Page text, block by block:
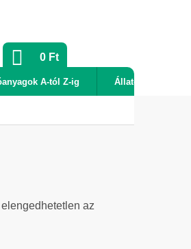
KOSÁR
0 Ft
A-tól Z-ig Állatok
az